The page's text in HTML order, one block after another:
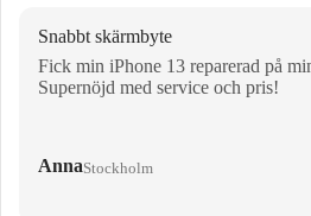
Snabbt skärmbyte
Fick min iPhone 13 reparerad på
Supernöjd med service och pris!
AnnaStockholm